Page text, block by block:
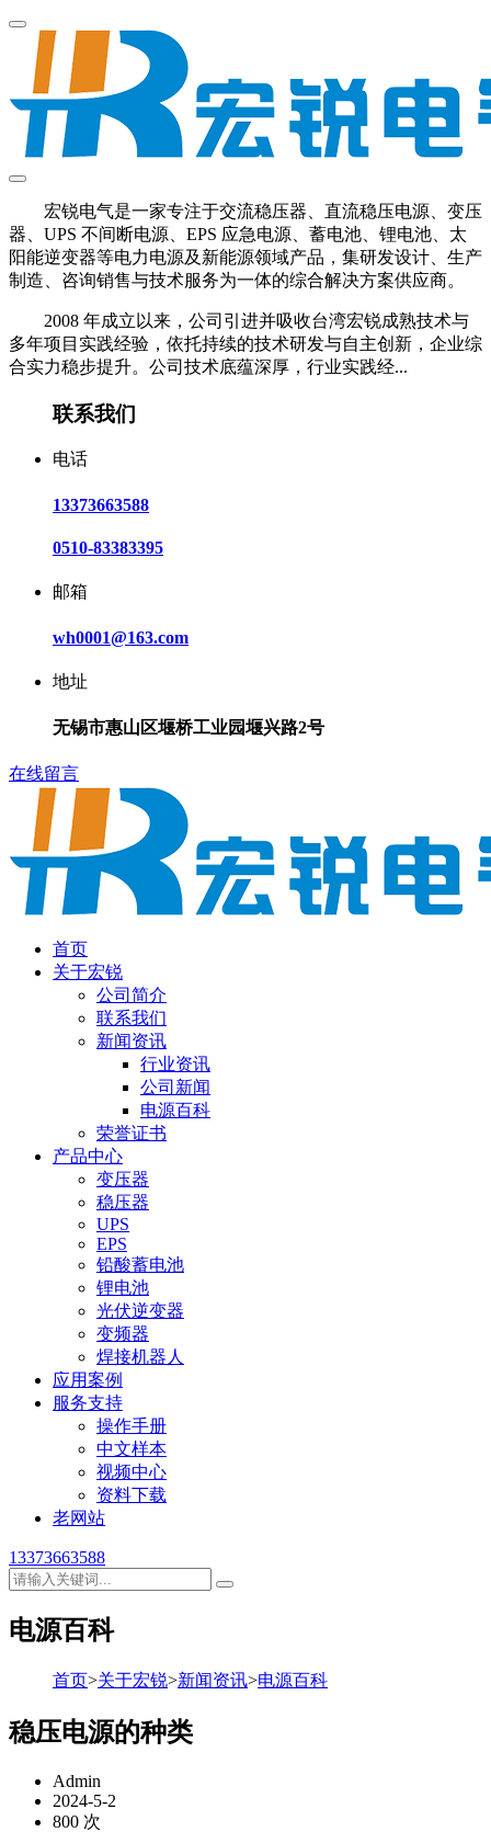
宏锐电气是一家专注于交流稳压器、直流稳压电源、变压
器、UPS 不间断电源、EPS 应急电源、蓄电池、锂电池、太
阳能逆变器等电力电源及新能源领域产品，集研发设计、生产
制造、咨询销售与技术服务为一体的综合解决方案供应商。
2008 年成立以来，公司引进并吸收台湾宏锐成熟技术与
多年项目实践经验，依托持续的技术研发与自主创新，企业综
合实力稳步提升。公司技术底蕴深厚，行业实践经...
联系我们
电话
13373663588
0510-83383395
邮箱
wh0001@163.com
地址
无锡市惠山区堰桥工业园堰兴路2号
在线留言
首页
关于宏锐
公司简介
联系我们
新闻资讯
行业资讯
公司新闻
电源百科
荣誉证书
产品中心
变压器
稳压器
UPS
EPS
铅酸蓄电池
锂电池
光伏逆变器
变频器
焊接机器人
应用案例
服务支持
操作手册
中文样本
视频中心
资料下载
老网站
13373663588
电源百科
首页>关于宏锐>新闻资讯>电源百科
稳压电源的种类
Admin
2024-5-2
800 次